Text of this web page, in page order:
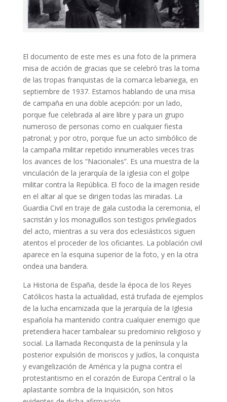
El documento de este mes es una foto de la primera
misa de acción de gracias que se celebró tras la toma
de las tropas franquistas de la comarca lebaniega, en
septiembre de 1937. Estamos hablando de una misa
de campaña en una doble acepción: por un lado,
porque fue celebrada al aire libre y para un grupo
numeroso de personas como en cualquier fiesta
patronal; y por otro, porque fue un acto simbólico de
la campaña militar repetido innumerables veces tras
los avances de los “Nacionales”. Es una muestra de la
vinculación de la jerarquía de la iglesia con el golpe
militar contra la República. El foco de la imagen reside
en el altar al que se dirigen todas las miradas. La
Guardia Civil en traje de gala custodia la ceremonia, el
sacristán y los monaguillos son testigos privilegiados
del acto, mientras a su vera dos eclesiásticos siguen
atentos el proceder de los oficiantes. La población civil
aparece en la esquina superior de la foto, y en la otra
ondea una bandera.
La Historia de España, desde la época de los Reyes
Católicos hasta la actualidad, está trufada de ejemplos
de la lucha encarnizada que la jerarquía de la Iglesia
española ha mantenido contra cualquier enemigo que
pretendiera hacer tambalear su predominio religioso y
social. La llamada Reconquista de la península y la
posterior expulsión de moriscos y judíos, la conquista
y evangelización de América y la pugna contra el
protestantismo en el corazón de Europa Central o la
aplastante sombra de la Inquisición, son hitos